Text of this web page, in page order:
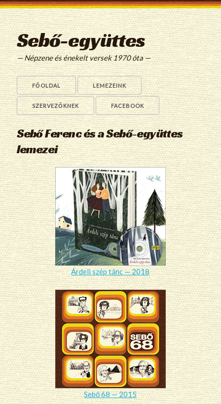
Sebő-együttes
— Népzene és énekelt versek 1970 óta —
FŐOLDAL LEMEZEINK
SZERVEZŐKNEK FACEBOOK
Sebő Ferenc és a Sebő-együttes
lemezei
Árdeli szép tánc — 2018
Sebő 68 — 2015